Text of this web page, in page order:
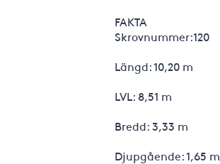
FAKTA
Skrovnummer:120
Längd: 10,20 m
LVL: 8,51 m
Bredd: 3,33 m
Djupgående: 1,65 m